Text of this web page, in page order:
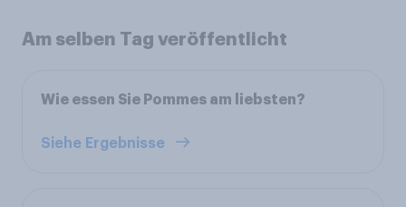
Am selben Tag veröffentlicht
Wie essen Sie Pommes am liebsten?
Siehe Ergebnisse